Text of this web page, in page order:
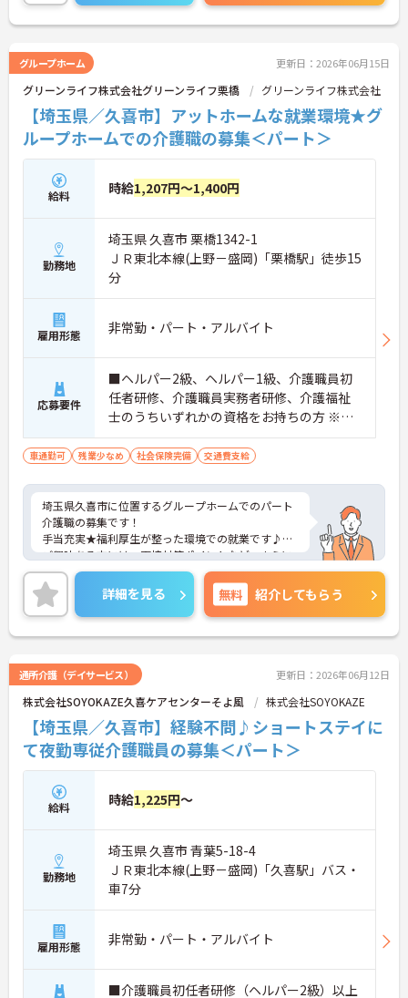
グループホーム 更新日：2026年06月15日
グリーンライフ株式会社グリーンライフ栗橋 グリーンライフ株式会社
【埼玉県／久喜市】アットホームな就業環境★グ
ループホームでの介護職の募集＜パート＞
給料 時給1,207円～1,400円
勤務地
埼玉県 久喜市 栗橋1342-1
ＪＲ東北本線(上野－盛岡)「栗橋駅」徒歩15
分
雇用形態 非常勤・パート・アルバイト
応募要件
■ヘルパー2級、ヘルパー1級、介護職員初
任者研修、介護職員実務者研修、介護福祉
士のうちいずれかの資格をお持ちの方 ※無
資格者の方も応相談可
車通勤可 残業少なめ 社会保険完備 交通費支給
埼玉県久喜市に位置するグループホームでのパート
介護職の募集です！
手当充実★福利厚生が整った環境での就業です♪
ご興味ある方には、面接対策ポイントなど、さらに
詳細をお話しいたしますのでお気軽にご相談くださ
い。
詳細を見る 無料 紹介してもらう
通所介護（デイサービス） 更新日：2026年06月12日
株式会社SOYOKAZE久喜ケアセンターそよ風 株式会社SOYOKAZE
【埼玉県／久喜市】経験不問♪ショートステイに
て夜勤専従介護職員の募集＜パート＞
給料 時給1,225円～
勤務地
埼玉県 久喜市 青葉5-18-4
ＪＲ東北本線(上野－盛岡)「久喜駅」バス・
車7分
雇用形態 非常勤・パート・アルバイト
■介護職員初任者研修（ヘルパー2級）以上